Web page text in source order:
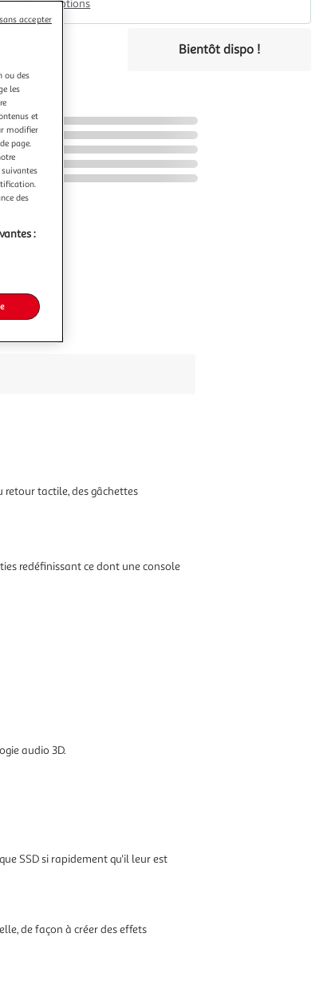
Plus d'options
Bientôt dispo !
retour tactile, des gâchettes
redéfinissant ce dont une console
audio 3D.
SSD si rapidement qu'il leur est
de façon à créer des effets
ou des
les
et
modifier
page.
des
:
accepter